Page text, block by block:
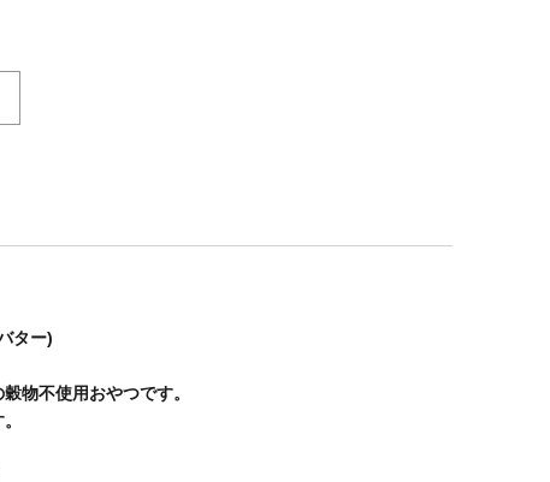
ター)
物不使用おやつです。